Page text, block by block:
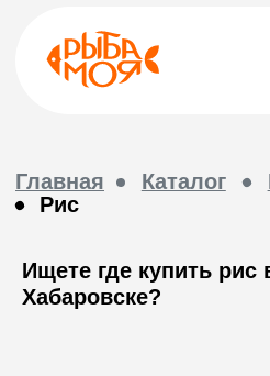
Ищете где купить
Хабаровске?